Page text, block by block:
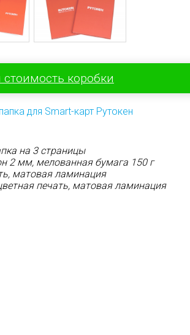
стоимость коробки
для Smart-карт Рутокен
на 3 страницы
2 мм, мелованная бумага 150 г
матовая ламинация
печать, матовая ламинация